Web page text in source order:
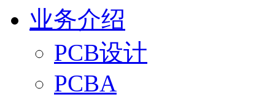
业务介绍
PCB设计
PCBA